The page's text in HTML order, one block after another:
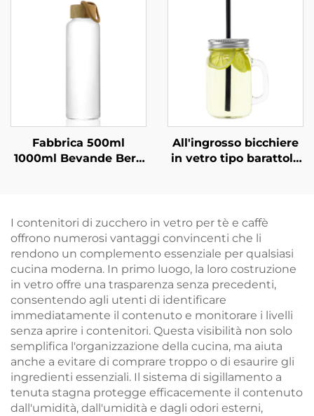
di latte e succhi
Fabbrica 500ml
1000ml Bevande Bere
All'ingrosso bicchiere
in vetro tipo barattolo
I contenitori di zucchero in vetro per tè e caffè
offrono numerosi vantaggi convincenti che li
rendono un complemento essenziale per qualsiasi
cucina moderna. In primo luogo, la loro costruzione
in vetro offre una trasparenza senza precedenti,
consentendo agli utenti di identificare
immediatamente il contenuto e monitorare i livelli
senza aprire i contenitori. Questa visibilità non solo
semplifica l'organizzazione della cucina, ma aiuta
anche a evitare di comprare troppo o di esaurire gli
ingredienti essenziali. Il sistema di sigillamento a
tenuta stagna protegge efficacemente il contenuto
dall'umidità, dall'umidità e dagli odori esterni,